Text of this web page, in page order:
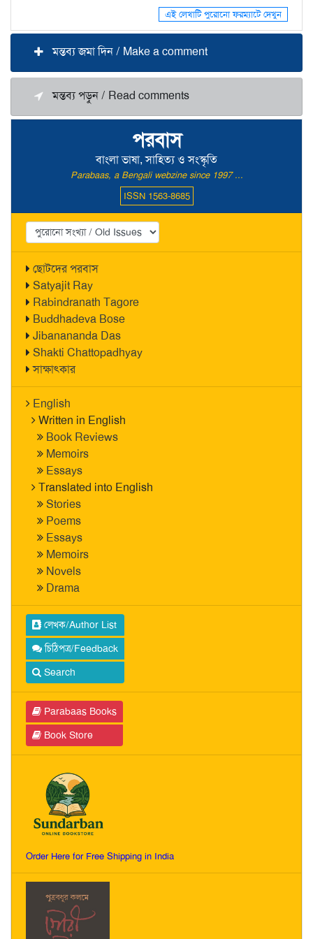
পরবাস
বাংলা ভাষা, সাহিত্য ও সংস্কৃতি
Parabaas, a Bengali webzine since 1997 ...
ISSN 1563-8685
ছোটদের পরবাস
Satyajit Ray
Rabindranath Tagore
Buddhadeva Bose
Jibanananda Das
Shakti Chattopadhyay
সাক্ষাৎকার
English
Written in English
Book Reviews
Memoirs
Essays
Translated into English
Stories
Poems
Essays
Memoirs
Novels
Drama
লেখক/Author List
চিঠিপত্র/Feedback
Search
Parabaas Books
Book Store
Order Here for Free Shipping in India
এই লেখাটি পুরোনো ফরম্যাটে দেখুন
মন্তব্য জমা দিন / Make a comment
মন্তব্য পড়ুন / Read comments